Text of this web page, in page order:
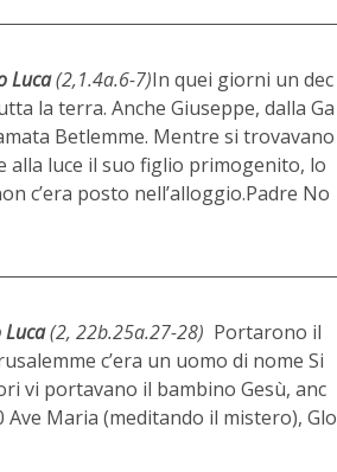
Luca(2,1.4a.6-7)In quei giorni un dec
la terra. Anche Giuseppe, dalla Ga
Betlemme. Mentre si trovavano
luce il suo figlio primogenito, lo
c’era posto nell’alloggio.Padre No
Luca(2, 22b.25a.27-28) Portarono il
c’era un uomo di nome Si
vi portavano il bambino Gesù, anc
Ave Maria (meditando il mistero), Glo